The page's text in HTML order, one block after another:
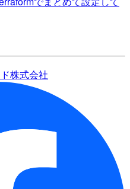
株式会社